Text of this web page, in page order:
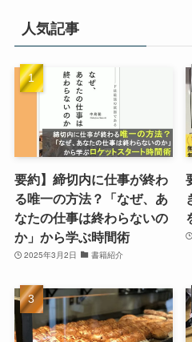
人気記事
要約】締切内に仕事が終わ
る唯一の方法？「なぜ、あ
なたの仕事は終わらないの
か」から学ぶ時間術
2025年3月2日 書籍紹介